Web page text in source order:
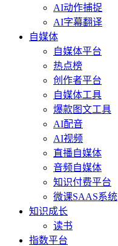
AI动作捕捉
AI字幕翻译
自媒体
自媒体平台
热点榜
创作者平台
自媒体工具
爆款图文工具
AI配音
AI视频
直播自媒体
音频自媒体
知识付费平台
微课SAAS系统
知识成长
读书
指数平台